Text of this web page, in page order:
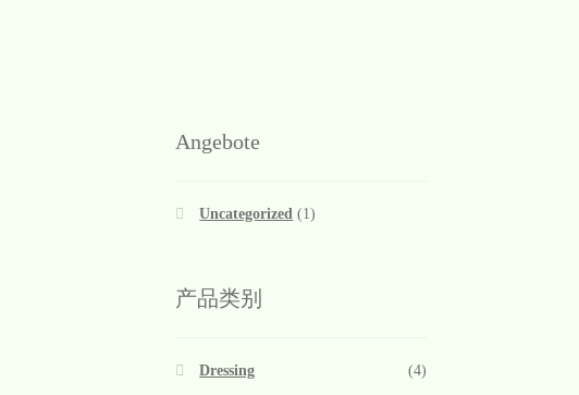
Angebote
Uncategorized (1)
产品类别
Dressing (4)